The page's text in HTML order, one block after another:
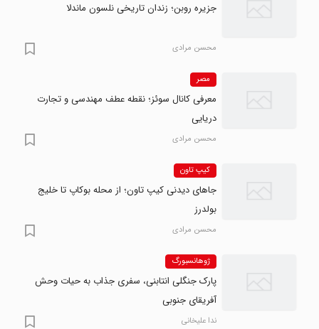
جزیره روبن؛ زندان تاریخی نلسون ماندلا
محسن مرادی
مصر
معرفی کانال سوئز؛ نقطه عطف مهندسی و تجارت
دریایی
محسن مرادی
کیپ تاون
جاهای دیدنی کیپ تاون؛ از محله بوکاپ تا خلیج
بولدرز
محسن مرادی
ژوهانسبورگ
پارک جنگلی انتابنی، سفری جذاب به حیات وحش
آفریقای جنوبی
ندا علیخانی